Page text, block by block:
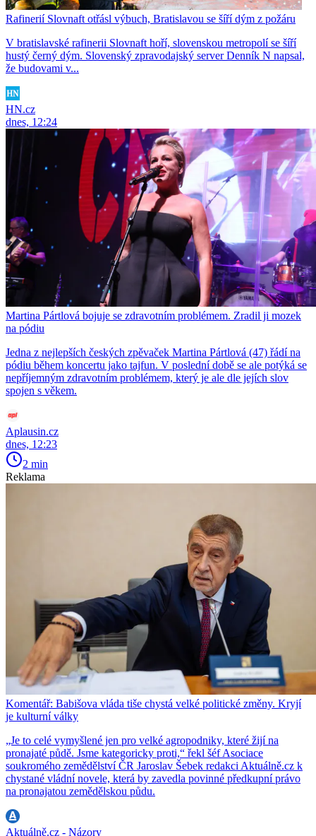
Rafinerií Slovnaft otřásl výbuch, Bratislavou se šíří dým z požáru
V bratislavské rafinerii Slovnaft hoří, slovenskou metropolí se šíří
hustý černý dým. Slovenský zpravodajský server Denník N napsal,
že budovami v...
HN.cz
dnes, 12:24
Martina Pártlová bojuje se zdravotním problémem. Zradil ji mozek
na pódiu
Jedna z nejlepších českých zpěvaček Martina Pártlová (47) řádí na
pódiu během koncertu jako tajfun. V poslední době se ale potýká se
nepříjemným zdravotním problémem, který je ale dle jejích slov
spojen s věkem.
Aplausin.cz
dnes, 12:23
2 min
Reklama
Komentář: Babišova vláda tiše chystá velké politické změny. Kryjí
je kulturní války
„Je to celé vymyšlené jen pro velké agropodniky, které žijí na
pronajaté půdě. Jsme kategoricky proti,“ řekl šéf Asociace
soukromého zemědělství ČR Jaroslav Šebek redakci Aktuálně.cz k
chystané vládní novele, která by zavedla povinné předkupní právo
na pronajatou zemědělskou půdu.
Aktuálně.cz - Názory